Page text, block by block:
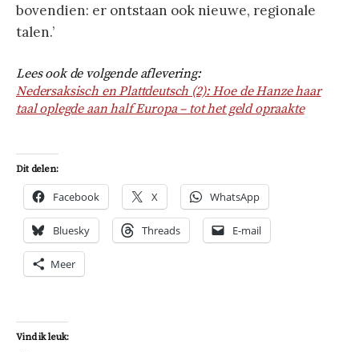
bovendien: er ontstaan ook nieuwe, regionale
talen.’
Lees ook de volgende aflevering:
Nedersaksisch en Plattdeutsch (2): Hoe de Hanze haar
taal oplegde aan half Europa – tot het geld opraakte
Dit delen:
Facebook X WhatsApp
Bluesky Threads E-mail
Meer
Vind ik leuk: